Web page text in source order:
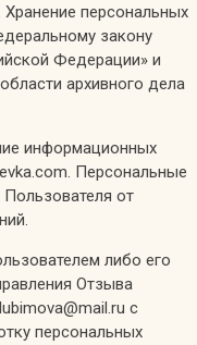
персональных
закону
Федерации» и
архивного дела
информационных
Персональные
от
либо его
Отзыва
с
персональных